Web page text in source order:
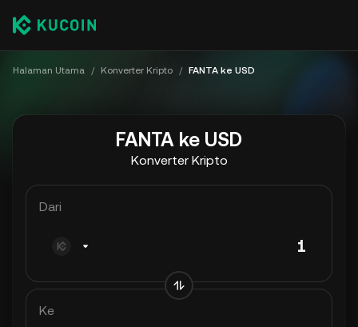
Halaman Utama / Konverter Kripto / FANTA ke USD
FANTA ke USD
Konverter Kripto
Dari
Ke